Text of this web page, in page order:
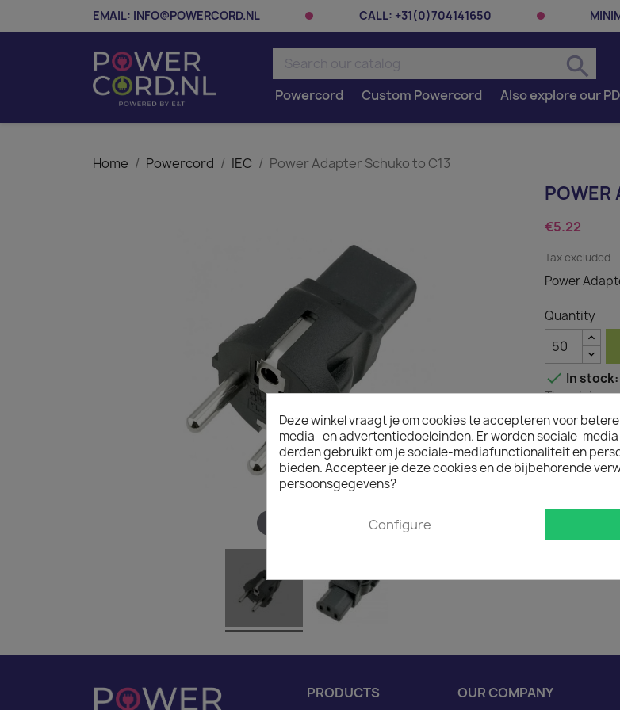
EMAIL: INFO@POWERCORD.NL CALL: +31(0)704141650
search
Powercord Custom Powercord Also explore our
Home Powercord IEC Power Adapter Schuko to C13
POWER
€5.22
Tax excluded
Power
Quantity
 In
The
PRODUCTS OUR COMPANY
Deze winkel vraagt je om cookies te accepteren voor
media- en advertentiedoeleinden. Er worden sociale-
derden gebruikt om je sociale-mediafunctionaliteit en
bieden. Accepteer je deze cookies en de bijbehorende
persoonsgegevens?
Configure